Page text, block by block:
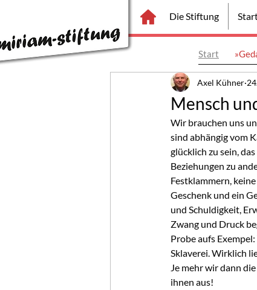
Die Stiftung
Start
Mensch
Axel Kühner
Wir brauchen uns
sind abhängig vom
glücklich zu sein,
Beziehungen zu
Festklammern,
Geschenk und ein
und Schuldigkeit,
Zwang und Druck
Probe aufs
Sklaverei. Wirklich
Je mehr wir dann
ihnen aus!